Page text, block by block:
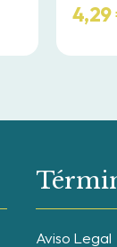
4,29
Aviso Legal